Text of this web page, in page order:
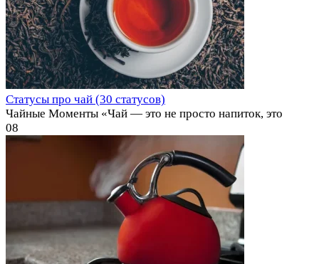
Статусы про чай (30 статусов)
Чайные Моменты «Чай — это не просто напиток, это
08